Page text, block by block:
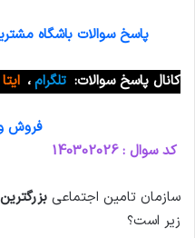
پاسخ سوالات باشگاه
کانال پاسخ سوالات: تلگرام، ایتا
فروش
کد سوال : 140302026
سازمان تامین اجتماعی بزرگترین
زیر است؟